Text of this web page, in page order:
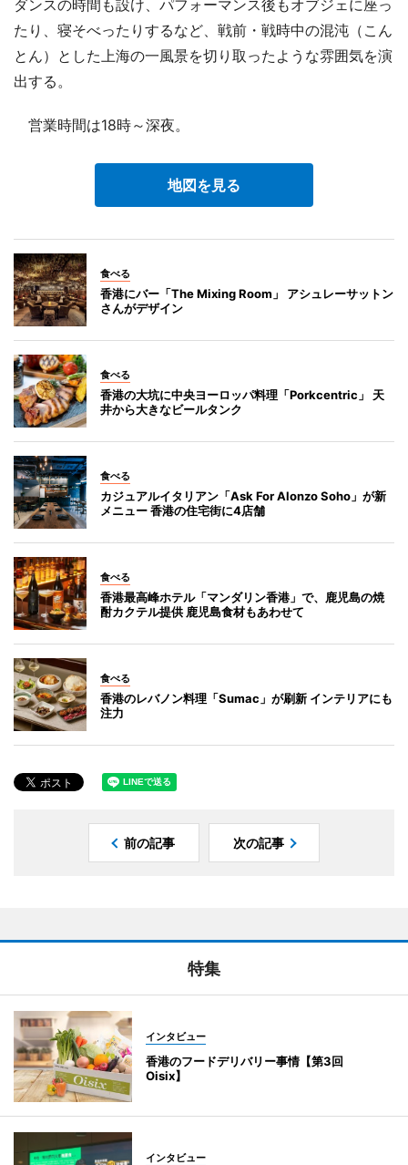
ダンスの時間も設け、パフォーマンス後もオブジェに座っ
たり、寝そべったりするなど、戦前・戦時中の混沌（こん
とん）とした上海の一風景を切り取ったような雰囲気を演
出する。
営業時間は18時～深夜。
地図を見る
食べる
香港にバー「The Mixing Room」 アシュレーサットン
さんがデザイン
食べる
香港の大坑に中央ヨーロッパ料理「Porkcentric」 天
井から大きなビールタンク
食べる
カジュアルイタリアン「Ask For Alonzo Soho」が新
メニュー 香港の住宅街に4店舗
食べる
香港最高峰ホテル「マンダリン香港」で、鹿児島の焼
酎カクテル提供 鹿児島食材もあわせて
食べる
香港のレバノン料理「Sumac」が刷新 インテリアにも
注力
前の記事 次の記事
特集
インタビュー
香港のフードデリバリー事情【第3回
Oisix】
インタビュー